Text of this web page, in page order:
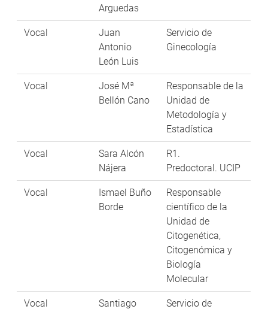
Arguedas
Vocal
Juan
Antonio
León Luis
Servicio de
Ginecología
Vocal
José Mª
Bellón Cano
Responsable de la
Unidad de
Metodología y
Estadística
Vocal
Sara Alcón
Nájera
R1.
Predoctoral. UCIP
Vocal
Ismael Buño
Borde
Responsable
científico de la
Unidad de
Citogenética,
Citogenómica y
Biología
Molecular
Vocal
Santiago
Servicio de